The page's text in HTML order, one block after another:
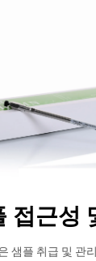
접근성
샘플 취급 및 관